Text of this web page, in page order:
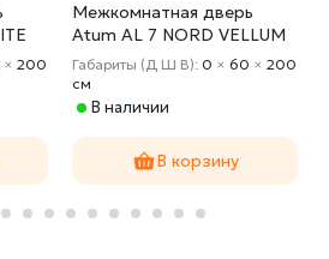
× 200
Межкомнатная дверь
Atum AL 7 NORD VELLUM
WHITE CLOUD SM
Габариты (Д Ш В): 0 × 60 × 200
cм
В наличии
В корзину